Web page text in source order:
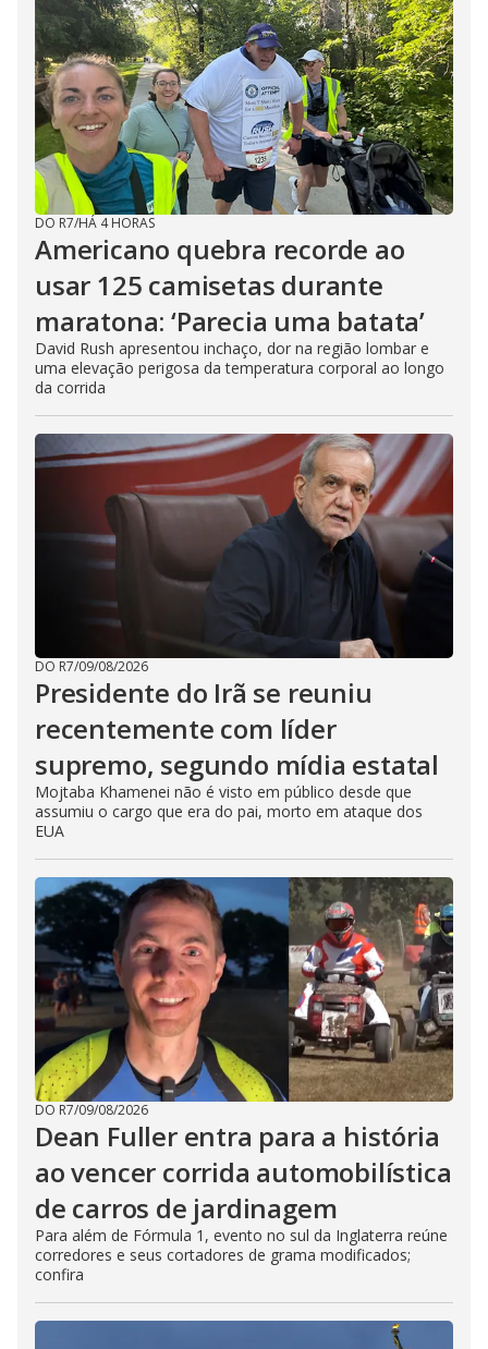
DO R7/HÁ 4 HORAS
Americano quebra recorde ao
usar 125 camisetas durante
maratona: ‘Parecia uma batata’
David Rush apresentou inchaço, dor na região lombar e
uma elevação perigosa da temperatura corporal ao longo
da corrida
DO R7/09/08/2026
Presidente do Irã se reuniu
recentemente com líder
supremo, segundo mídia estatal
Mojtaba Khamenei não é visto em público desde que
assumiu o cargo que era do pai, morto em ataque dos
EUA
DO R7/09/08/2026
Dean Fuller entra para a história
ao vencer corrida automobilística
de carros de jardinagem
Para além de Fórmula 1, evento no sul da Inglaterra reúne
corredores e seus cortadores de grama modificados;
confira